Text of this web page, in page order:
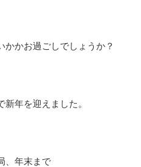
かかお過ごしでしょうか？
年を迎えました。
、年末まで